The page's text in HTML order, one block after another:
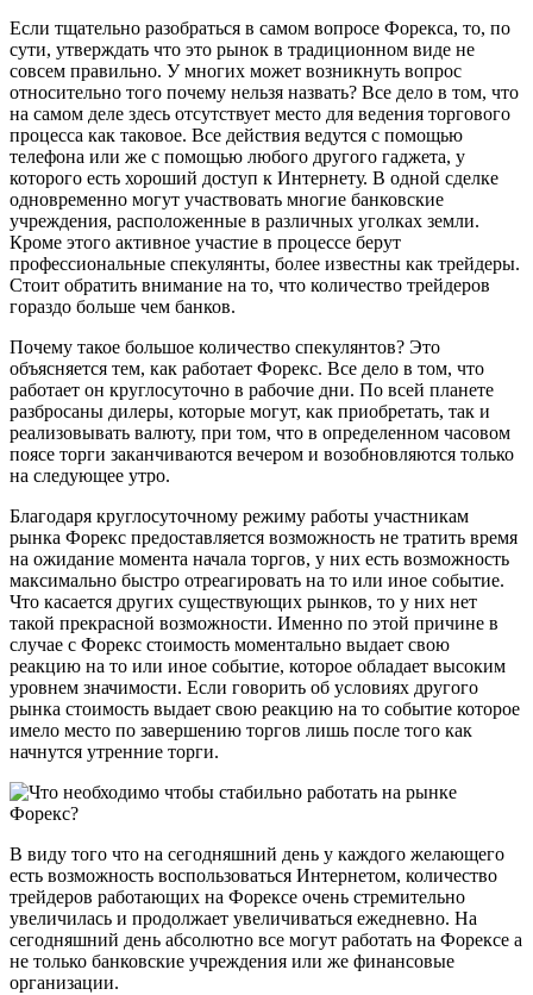
Если тщательно разобраться в самом вопросе Форекса, то, по
сути, утверждать что это рынок в традиционном виде не
совсем правильно. У многих может возникнуть вопрос
относительно того почему нельзя назвать? Все дело в том, что
на самом деле здесь отсутствует место для ведения торгового
процесса как таковое. Все действия ведутся с помощью
телефона или же с помощью любого другого гаджета, у
которого есть хороший доступ к Интернету. В одной сделке
одновременно могут участвовать многие банковские
учреждения, расположенные в различных уголках земли.
Кроме этого активное участие в процессе берут
профессиональные спекулянты, более известны как трейдеры.
Стоит обратить внимание на то, что количество трейдеров
гораздо больше чем банков.
Почему такое большое количество спекулянтов? Это
объясняется тем, как работает Форекс. Все дело в том, что
работает он круглосуточно в рабочие дни. По всей планете
разбросаны дилеры, которые могут, как приобретать, так и
реализовывать валюту, при том, что в определенном часовом
поясе торги заканчиваются вечером и возобновляются только
на следующее утро.
Благодаря круглосуточному режиму работы участникам
рынка Форекс предоставляется возможность не тратить время
на ожидание момента начала торгов, у них есть возможность
максимально быстро отреагировать на то или иное событие.
Что касается других существующих рынков, то у них нет
такой прекрасной возможности. Именно по этой причине в
случае с Форекс стоимость моментально выдает свою
реакцию на то или иное событие, которое обладает высоким
уровнем значимости. Если говорить об условиях другого
рынка стоимость выдает свою реакцию на то событие которое
имело место по завершению торгов лишь после того как
начнутся утренние торги.
В виду того что на сегодняшний день у каждого желающего
есть возможность воспользоваться Интернетом, количество
трейдеров работающих на Форексе очень стремительно
увеличилась и продолжает увеличиваться ежедневно. На
сегодняшний день абсолютно все могут работать на Форексе а
не только банковские учреждения или же финансовые
организации.